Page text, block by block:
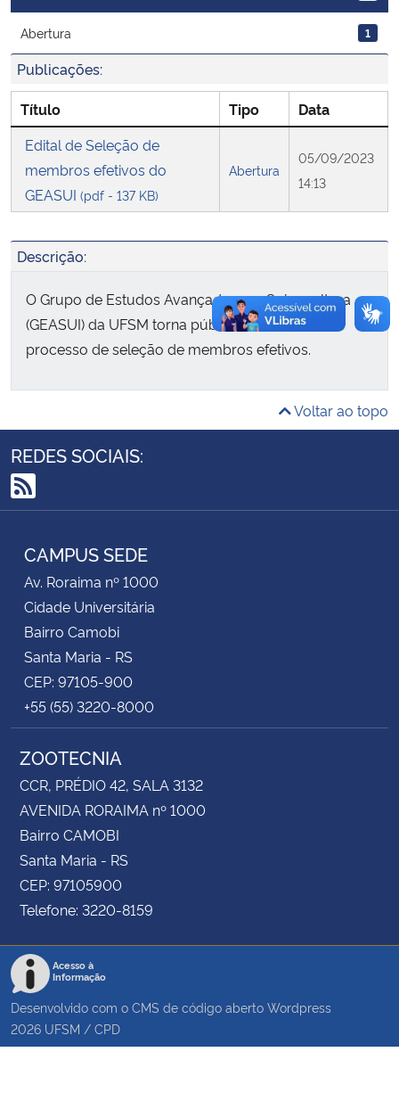
Ministério da Ciência, Tecnologia, Inovações e Comunicações
Ministério do Turismo
Ministério do Desenvolvimento Regional
Controladoria-Geral da União
Secretaria-Geral
Gabinete de Segurança Institucional
Advocacia-Geral da União
Abertura 1
Publicações:
Título Tipo
Data
Edital de Seleção de
membros efetivos do
GEASUI (pdf - 137 KB)
Abertura
05/09/2023
14:13
Descrição:
O Grupo de Estudos Avançados em Suinocultura
(GEASUI) da UFSM torna público o Edital do
processo de seleção de membros efetivos.
Voltar ao topo
REDES SOCIAIS:
RSS
CAMPUS SEDE
Av. Roraima nº 1000
Cidade Universitária
Bairro Camobi
Santa Maria - RS
CEP: 97105-900
+55 (55) 3220-8000
ZOOTECNIA
CCR, PRÉDIO 42, SALA 3132
AVENIDA RORAIMA nº 1000
Bairro CAMOBI
Santa Maria - RS
CEP: 97105900
Telefone: 3220-8159
Acesso à
Informação
Desenvolvido com o CMS de código aberto Wordpress
2026 UFSM / CPD